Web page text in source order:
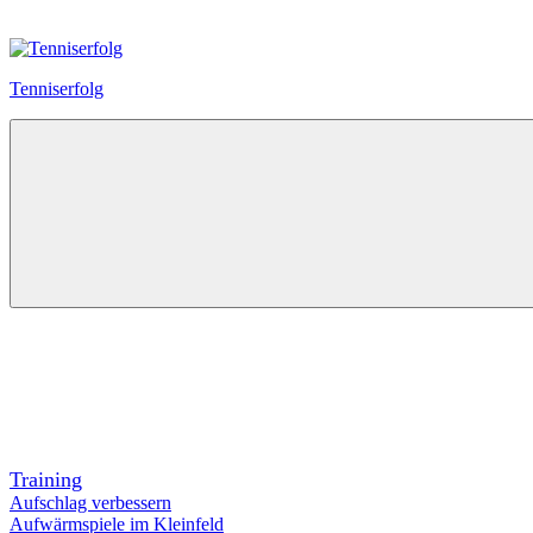
Inhalt
springen
Tenniserfolg
Training
Aufschlag verbessern
Aufwärmspiele im Kleinfeld